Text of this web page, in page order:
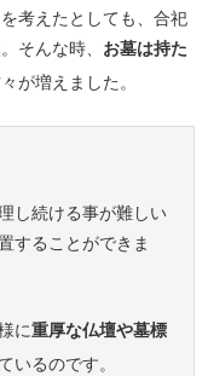
考えたとしても、合祀
そんな時、 お墓は持た
が増えました。
し続ける事が難しい
することができま
に重厚な仏壇や墓標
いるのです。